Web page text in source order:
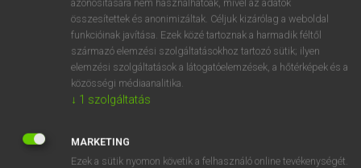
OOOOPS!
azonosítására nem használhatóak, mivel az adatok
összesítettek és anonimizáltak. Céljuk kizárólag a weboldal
funkcióinak javítása. Ezek közé tartoznak a harmadik féltől
származó elemzési szolgáltatásokhoz tartozó sütik; ilyen
elemzési szolgáltatások a látogatóelemzések, a hőtérképek és a
közösségi médiaanalitika.
↓ 1 szolgáltatás
MARKETING
Ezek a sütik nyomon követik a felhasználó online tevékenységét.